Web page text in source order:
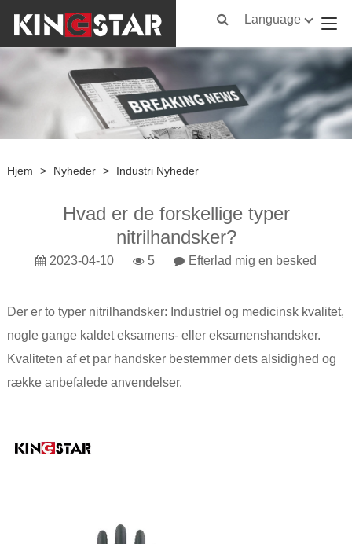
Language
Hjem > Nyheder > Industri Nyheder
Hvad er de forskellige typer
nitrilhandsker?
2023-04-10 5 Efterlad mig en besked
Der er to typer nitrilhandsker: Industriel og medicinsk kvalitet,
nogle gange kaldet eksamens- eller eksamenshandsker.
Kvaliteten af ​​et par handsker bestemmer dets alsidighed og
række anbefalede anvendelser.